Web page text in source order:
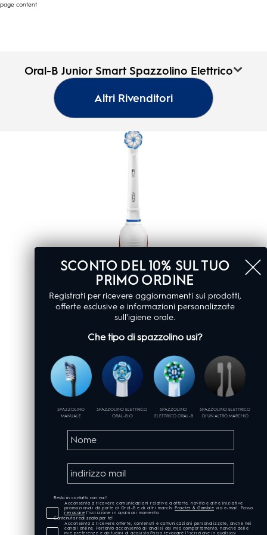
page content
Oral-B Junior Smart Spazzolino Elettrico
Altri Rivenditori
Oral-B Junior Smart
Spazzolino Elettrico
0.0
SCONTO DEL 10% SUL TUO
PRIMO ORDINE
Registrati per ricevere aggiornamenti sui prodotti,
offerte esclusive e informazioni personalizzate
sull'igiene orale.
Che tipo di spazzolino usi?
SPAZZOLINO
MANUALE
SPAZZOLINO ELETTRICO
ORAL-B iO
SPAZZOLINO
ELETTRICO ORAL-B
SPAZZOLINO ELETTRICO
DI UN ALTRO MARCHIO
Resta in contatto con noi!
Acconsento a ricevere comunicazioni relative a offerte, novità e altre iniziative
promozionali da parte di Oral-B e di altri marchi Procter & Gamble via e-mail. Posso
revocare l’iscrizione in qualsiasi momento.
Contenuto realizzato per te!
Acconsento a ricevere offerte, contenuti e comunicazioni personalizzate, anche nei
canali online. Pertanto acconsento all'analisi del mio comportamento, nonché delle
mie preferenze e abitudini di acquisto.Posso revocare l’iscrizione in qualsiasi